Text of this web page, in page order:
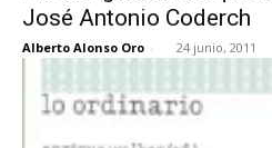
José Antonio Coderch
Alberto Alonso Oro - 24 junio, 2011